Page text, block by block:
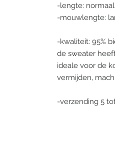
-lengte: normaal
-mouwlengte:
-kwaliteit: 95%
de sweater
ideale voor de
vermijden,
-verzending 5